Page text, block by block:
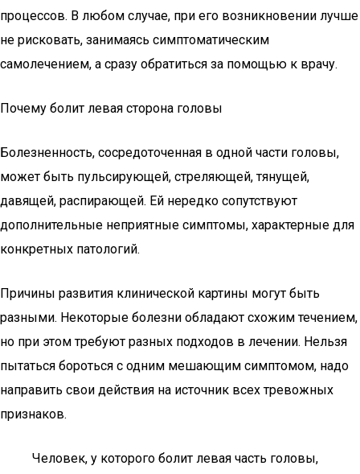
процессов. В любом случае, при его возникновении лучше
не рисковать, занимаясь симптоматическим
самолечением, а сразу обратиться за помощью к врачу.
Почему болит левая сторона головы
Болезненность, сосредоточенная в одной части головы,
может быть пульсирующей, стреляющей, тянущей,
давящей, распирающей. Ей нередко сопутствуют
дополнительные неприятные симптомы, характерные для
конкретных патологий.
Причины развития клинической картины могут быть
разными. Некоторые болезни обладают схожим течением,
но при этом требуют разных подходов в лечении. Нельзя
пытаться бороться с одним мешающим симптомом, надо
направить свои действия на источник всех тревожных
признаков.
Человек, у которого болит левая часть головы,